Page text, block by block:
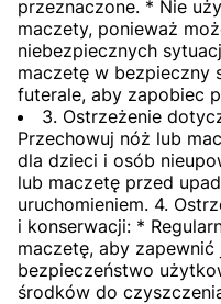
przeznaczone. * Nie
maczety, ponieważ
niebezpiecznych
maczetę w bezpieczny
futerale, aby zapobiec
3. Ostrzeżenie
Przechowuj nóż lub
dla dzieci i osób
lub maczetę przed
uruchomieniem. 4.
i konserwacji: *
maczetę, aby
bezpieczeństwo
środków do